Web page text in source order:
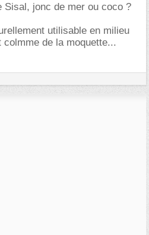
Sisal, jonc de mer ou coco ?
utilisable en milieu
de la moquette...